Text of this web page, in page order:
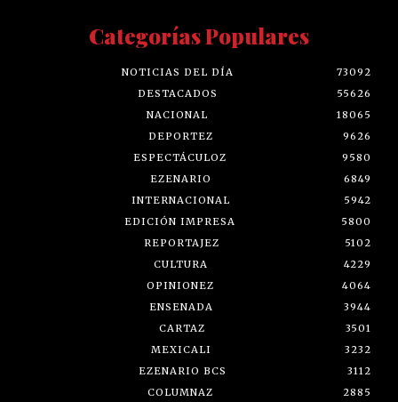
Categorías Populares
NOTICIAS DEL DÍA
73092
DESTACADOS
55626
NACIONAL
18065
DEPORTEZ
9626
ESPECTÁCULOZ
9580
EZENARIO
6849
INTERNACIONAL
5942
EDICIÓN IMPRESA
5800
REPORTAJEZ
5102
CULTURA
4229
OPINIONEZ
4064
ENSENADA
3944
CARTAZ
3501
MEXICALI
3232
EZENARIO BCS
3112
COLUMNAZ
2885